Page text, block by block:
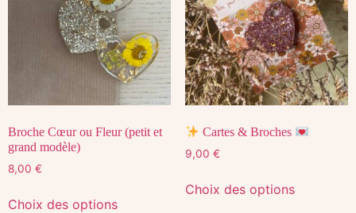
Broche Cœur ou Fleur (petit et
grand modèle)
8,00 €
Choix des options
Cartes & Broches
9,00 €
Choix des options